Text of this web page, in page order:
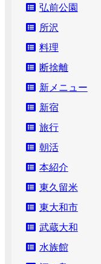
弘前公園
所沢
料理
断捨離
新メニュー
新宿
旅行
朝活
本紹介
東久留米
東大和市
武蔵大和
水族館